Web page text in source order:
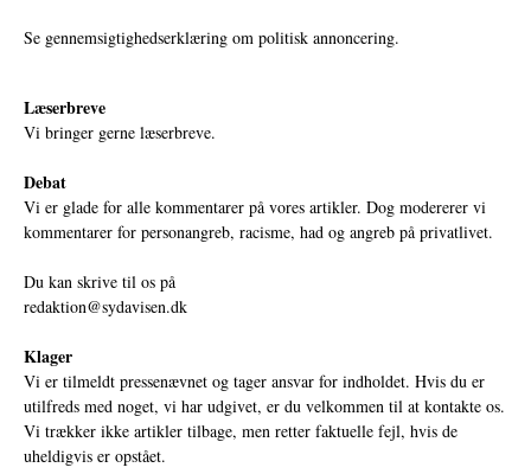
Se gennemsigtighedserklæring om politisk annoncering.
Læserbreve
Vi bringer gerne læserbreve.
Debat
Vi er glade for alle kommentarer på vores artikler. Dog modererer vi
kommentarer for personangreb, racisme, had og angreb på privatlivet.
Du kan skrive til os på
redaktion@sydavisen.dk
Klager
Vi er tilmeldt pressenævnet og tager ansvar for indholdet. Hvis du er
utilfreds med noget, vi har udgivet, er du velkommen til at kontakte os.
Vi trækker ikke artikler tilbage, men retter faktuelle fejl, hvis de
uheldigvis er opstået.